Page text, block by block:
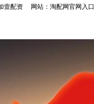
壹配资 网站：淘配网官网入口